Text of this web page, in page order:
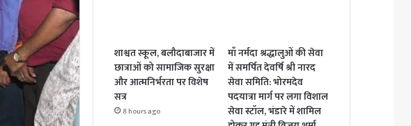
शाश्वत स्कूल, बलौदाबाजार में
छात्राओं को सामाजिक सुरक्षा
और आत्मनिर्भरता पर विशेष
सत्र
8 hours ago
माँ नर्मदा श्रद्धालुओं की सेवा
में समर्पित देवर्षि श्री नारद
सेवा समिति: भोरमदेव
पदयात्रा मार्ग पर लगा विशाल
सेवा स्टॉल, भंडारे में शामिल